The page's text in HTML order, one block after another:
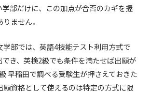
学部だけに、この加点が合否のカギを握
ません。
学部では、英語4技能テスト利用方式で
でき、英検2級でも条件を満たせば出願が
早稲田で調べる受験生が押さえておきた
願資格として使えるのは特定の方式に限